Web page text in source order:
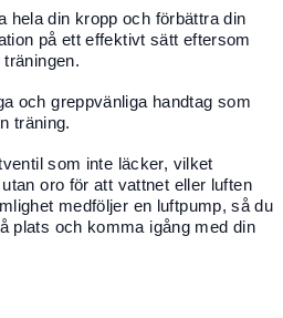
hela din kropp och förbättra din
på ett effektivt sätt eftersom
och greppvänliga handtag som
träning.
som inte läcker, vilket
oro för att vattnet eller luften
medföljer en luftpump, så du
plats och komma igång med din